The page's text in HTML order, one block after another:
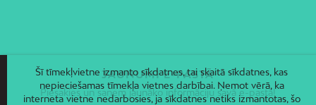
JAUNUMI E-PASTĀ
Piesakies un saņem jaunāko informāciju savā e-pastā!
Šī tīmekļvietne izmanto sīkdatnes, tai skaitā sīkdatnes, kas
nepieciešamas tīmekļa vietnes darbībai. Ņemot vērā, ka
interneta vietne nedarbosies, ja sīkdatnes netiks izmantotas, šo